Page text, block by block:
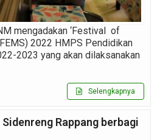
mengadakan ‘Festival of
2022 HMPS Pendidikan
2023 yang akan dilaksanakan
Selengkapnya
Rappang berbagi